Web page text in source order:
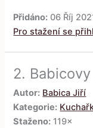
Přidáno: 06 Říj
Pro stažení se
2.
Autor: Babica Jiří
Kategorie:
Staženo: 119×